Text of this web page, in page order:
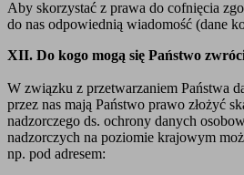
Aby skorzystać z prawa do cofnięcia
do nas odpowiednią wiadomość (dane
XII. Do kogo mogą się Państwo
W związku z przetwarzaniem Państwa
przez nas mają Państwo prawo złożyć
nadzorczego ds. ochrony danych
nadzorczych na poziomie krajowym
np. pod adresem: